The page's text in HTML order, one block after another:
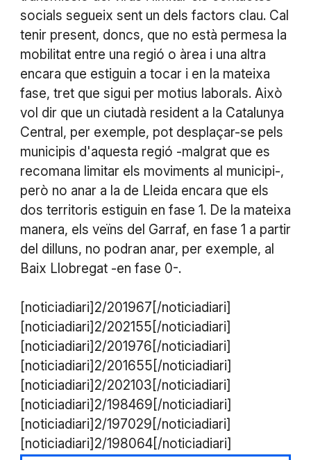
socials segueix sent un dels factors clau. Cal
tenir present, doncs, que no està permesa la
mobilitat entre una regió o àrea i una altra
encara que estiguin a tocar i en la mateixa
fase, tret que sigui per motius laborals. Això
vol dir que un ciutadà resident a la Catalunya
Central, per exemple, pot desplaçar-se pels
municipis d'aquesta regió -malgrat que es
recomana limitar els moviments al municipi-,
però no anar a la de Lleida encara que els
dos territoris estiguin en fase 1. De la mateixa
manera, els veïns del Garraf, en fase 1 a partir
del dilluns, no podran anar, per exemple, al
Baix Llobregat -en fase 0-.
[noticiadiari]2/201967[/noticiadiari]
[noticiadiari]2/202155[/noticiadiari]
[noticiadiari]2/201976[/noticiadiari]
[noticiadiari]2/201655[/noticiadiari]
[noticiadiari]2/202103[/noticiadiari]
[noticiadiari]2/198469[/noticiadiari]
[noticiadiari]2/197029[/noticiadiari]
[noticiadiari]2/198064[/noticiadiari]